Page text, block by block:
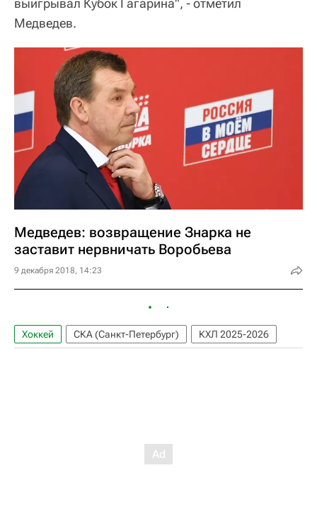
выигрывал Кубок Гагарина", - отметил
Медведев.
Медведев: возвращение Знарка не
заставит нервничать Воробьева
9 декабря 2018, 14:23
Хоккей СКА (Санкт-Петербург) КХЛ 2025-2026